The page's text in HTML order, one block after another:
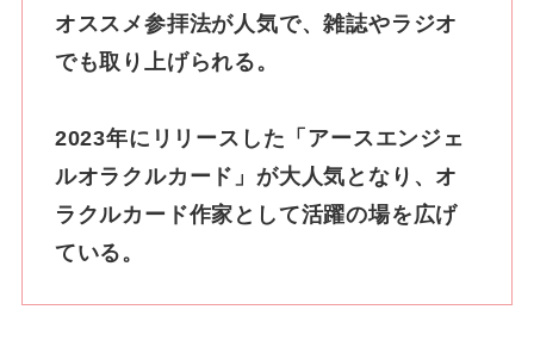
オススメ参拝法が人気で、雑誌やラジオ
でも取り上げられる。
2023年にリリースした「アースエンジェ
ルオラクルカード」が大人気となり、オ
ラクルカード作家として活躍の場を広げ
ている。